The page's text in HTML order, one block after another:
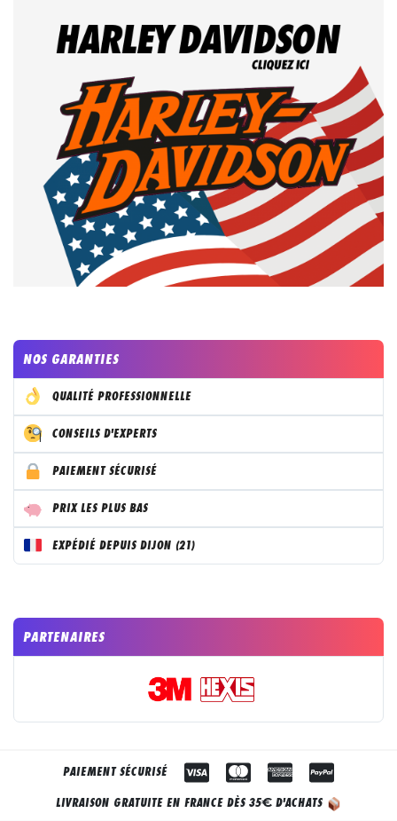
NOS GARANTIES
QUALITÉ PROFESSIONNELLE
CONSEILS D'EXPERTS
PAIEMENT SÉCURISÉ
PRIX LES PLUS BAS
EXPÉDIÉ DEPUIS DIJON (21)
PARTENAIRES
PAIEMENT SÉCURISÉ
LIVRAISON GRATUITE EN FRANCE DÈS 35€ D'ACHATS